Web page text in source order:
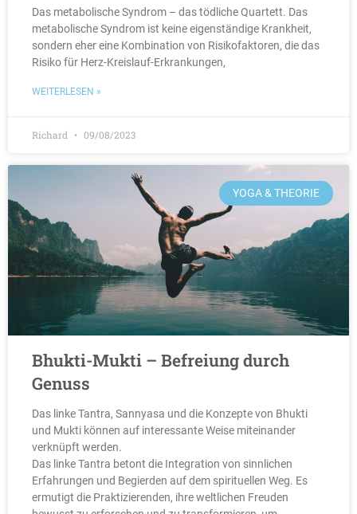
Das metabolische Syndrom – das tödliche Quartett. Das
metabolische Syndrom ist keine eigenständige Krankheit,
sondern eher eine Kombination von Risikofaktoren, die das
Risiko für Herz-Kreislauf-Erkrankungen,
WEITERLESEN »
Richard 09/08/2023
YOGA & THEORIE
Bhukti-Mukti – Befreiung durch
Genuss
Das linke Tantra, Sannyasa und die Konzepte von Bhukti
und Mukti können auf interessante Weise miteinander
verknüpft werden.
Das linke Tantra betont die Integration von sinnlichen
Erfahrungen und Begierden auf dem spirituellen Weg. Es
ermutigt die Praktizierenden, ihre weltlichen Freuden